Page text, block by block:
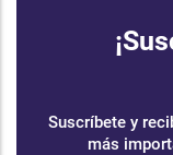
Suscríbete y
más